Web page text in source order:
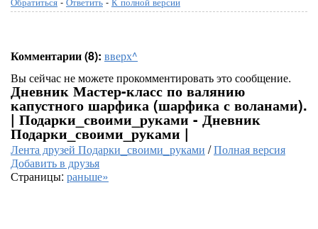
Комментарии (8): вверх^
Вы сейчас не можете прокомментировать это сообщение.
Дневник Мастер-класс по валянию
капустного шарфика (шарфика с воланами).
| Подарки_своими_руками - Дневник
Подарки_своими_руками |
Лента друзей Подарки_своими_руками /Полная версия
Добавить в друзья
Страницы: раньше»